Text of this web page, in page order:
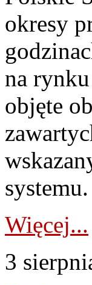
okresy
na
objęte
Więcej...
3